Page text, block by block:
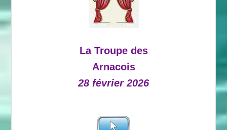
La Troupe des
Arnacois
28 février 2026